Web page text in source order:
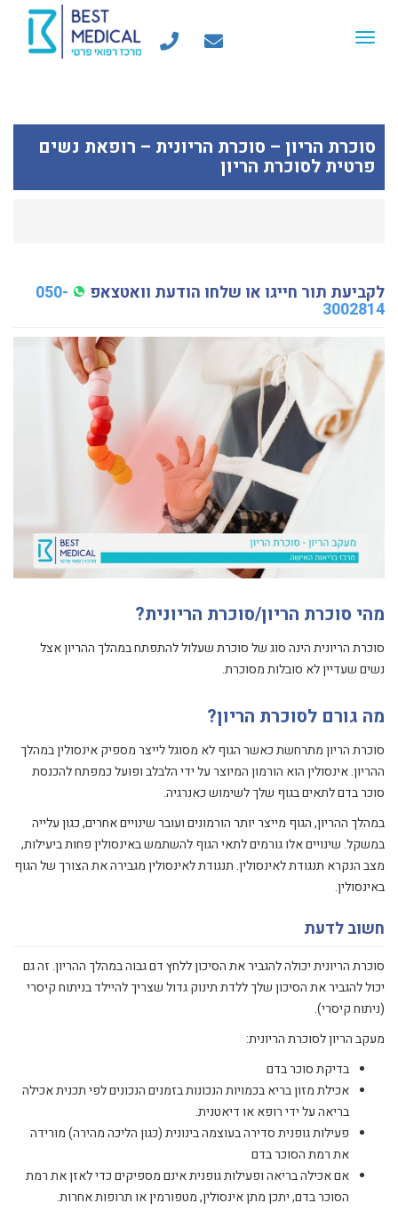
Toggle
סוכרת הריון – סוכרת הריונית – רופאת נשים
פרטית לסוכרת הריון
לקביעת תור חייגו או שלחו הודעת וואטצאפ 050-
3002814
מהי סוכרת הריון/סוכרת הריונית?
סוכרת הריונית הינה סוג של סוכרת שעלול להתפתח במהלך ההריון אצל
נשים שעדיין לא סובלות מסוכרת.
מה גורם לסוכרת הריון?
סוכרת הריון מתרחשת כאשר הגוף לא מסוגל לייצר מספיק אינסולין במהלך
ההריון. אינסולין הוא הורמון המיוצר על ידי הלבלב ופועל כמפתח להכנסת
סוכר בדם לתאים בגוף שלך לשימוש כאנרגיה.
במהלך ההריון, הגוף מייצר יותר הורמונים ועובר שינויים אחרים, כגון עלייה
במשקל. שינויים אלו גורמים לתאי הגוף להשתמש באינסולין פחות ביעילות,
מצב הנקרא תנגודת לאינסולין. תנגודת לאינסולין מגבירה את הצורך של הגוף
באינסולין.
חשוב לדעת
סוכרת הריונית יכולה להגביר את הסיכון ללחץ דם גבוה במהלך ההריון. זה גם
יכול להגביר את הסיכון שלך ללדת תינוק גדול שצריך להיילד בניתוח קיסרי
(ניתוח קיסרי).
מעקב הריון לסוכרת הריונית:
בדיקת סוכר בדם
אכילת מזון בריא בכמויות הנכונות בזמנים הנכונים לפי תכנית אכילה
בריאה על ידי רופא או דיאטנית.
פעילות גופנית סדירה בעוצמה בינונית (כגון הליכה מהירה) מורידה
את רמת הסוכר בדם
אם אכילה בריאה ופעילות גופנית אינם מספיקים כדי לאזן את רמת
הסוכר בדם, יתכן מתן אינסולין, מטפורמין או תרופות אחרות.